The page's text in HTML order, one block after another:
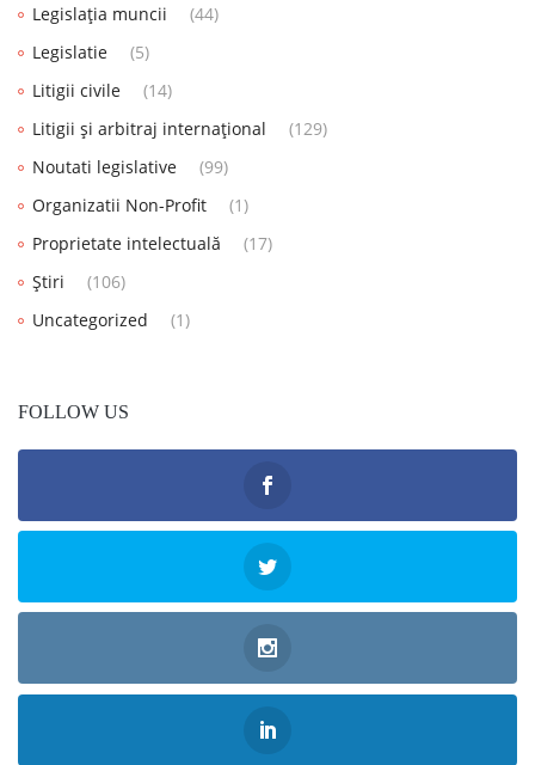
Legislația muncii
(44)
Legislatie
(5)
Litigii civile
(14)
Litigii și arbitraj internațional
(129)
Noutati legislative
(99)
Organizatii Non-Profit
(1)
Proprietate intelectuală
(17)
Știri
(106)
Uncategorized
(1)
FOLLOW US